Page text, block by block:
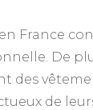
France
De
des
de